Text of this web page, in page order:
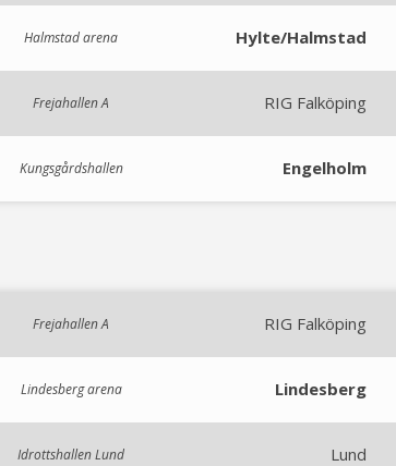
Halmstad arena Hylte/Halmstad
Frejahallen A RIG Falköping
Kungsgårdshallen Engelholm
Frejahallen A RIG Falköping
Lindesberg arena Lindesberg
Idrottshallen Lund Lund